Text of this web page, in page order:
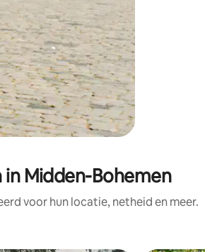
Midden-Bohemen
voor hun locatie, netheid en meer.